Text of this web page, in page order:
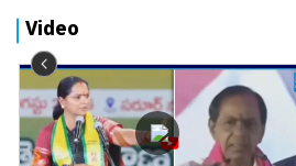
Video